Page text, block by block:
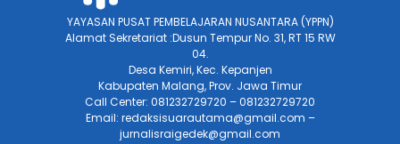
YAYASAN PUSAT PEMBELAJARAN NUSANTARA (YPPN)
Alamat Sekretariat :Dusun Tempur No. 31, RT 15 RW
04.
Desa Kemiri, Kec. Kepanjen
Kabupaten Malang, Prov. Jawa Timur
Call Center: 081232729720 – 081232729720
Email: redaksisuarautama@gmail.com –
jurnalisraigedek@gmail.com